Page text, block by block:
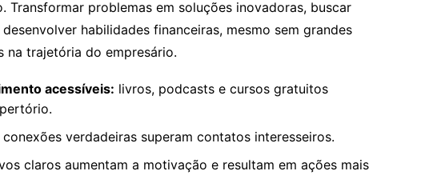
Transformar problemas em soluções inovadoras, buscar
habilidades financeiras, mesmo sem grandes
na trajetória do empresário.
acessíveis: livros, podcasts e cursos gratuitos
conexões verdadeiras superam contatos interesseiros.
claros aumentam a motivação e resultam em ações mais